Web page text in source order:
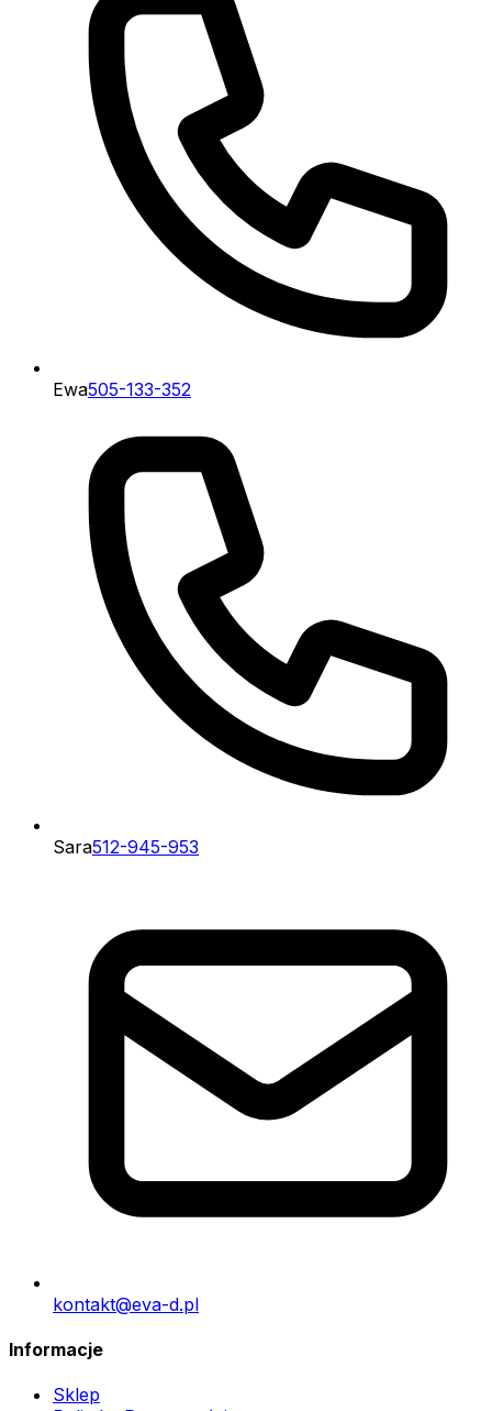
Ewa505-133-352
Sara512-945-953
kontakt@eva-d.pl
Informacje
Sklep